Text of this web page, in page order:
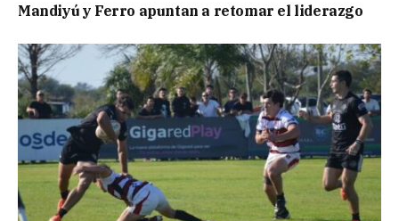
Mandiyú y Ferro apuntan a retomar el liderazgo